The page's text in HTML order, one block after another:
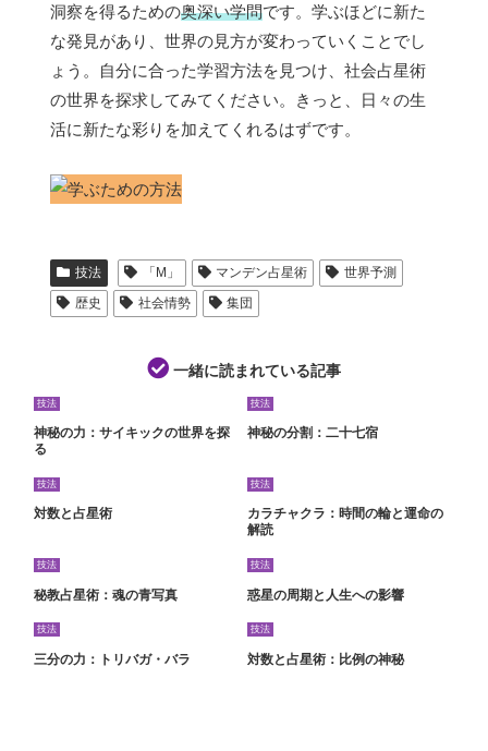
洞察を得るための奥深い学問です。学ぶほどに新た
な発見があり、世界の見方が変わっていくことでし
ょう。自分に合った学習方法を見つけ、社会占星術
の世界を探求してみてください。きっと、日々の生
活に新たな彩りを加えてくれるはずです。
技法 「M」 マンデン占星術
世界予測
歴史
社会情勢 集団
一緒に読まれている記事
技法
神秘の力：サイキックの世界を探
る
技法
神秘の分割：二十七宿
技法
対数と占星術
技法
カラチャクラ：時間の輪と運命の
解読
技法
秘教占星術：魂の青写真
技法
惑星の周期と人生への影響
技法
三分の力：トリバガ・バラ
技法
対数と占星術：比例の神秘